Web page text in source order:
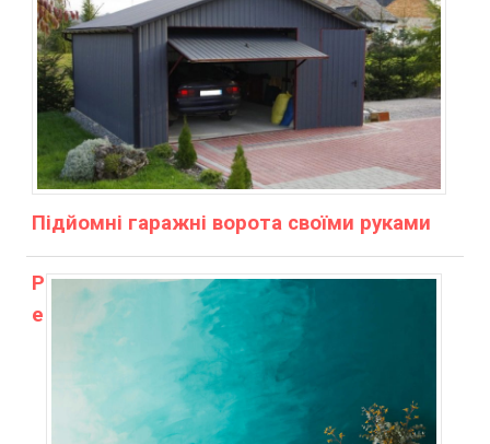
Підйомні гаражні ворота своїми руками
Р
е